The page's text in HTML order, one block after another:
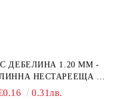
ДЕБЕЛИНА 1.20 MM -
НЕСТАРЕЕЩА А5
0.31лв.